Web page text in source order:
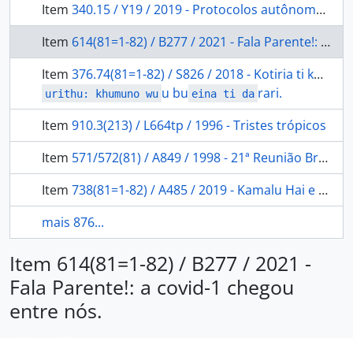
Item 340.15 / Y19 / 2019 - Protocolos autônomos de consulta e consentimento: guia de orientação.
Item 614(81=1-82) / B277 / 2021 - Fala Parente!: a covid-1 chegou entre nós.
Item 376.74(81=1-82) / S826 / 2018 - Kotiria ti khatiro, ti hirida ya
urithu: khumuno wu u bu eina ti da rari.
Item 910.3(213) / L664tp / 1996 - Tristes trópicos
Item 571/572(81) / A849 / 1998 - 21ª Reunião Brasileira de Antropologia: 1ª Reunião Internacional de Teoria Arqueológica na América do Sul.
Item 738(81=1-82) / A485 / 2019 - Kamalu Hai e o canto da cobra-canoa: arte e cosmologia Wauja.
mais 876...
Item 614(81=1-82) / B277 / 2021 -
Fala Parente!: a covid-1 chegou
entre nós.